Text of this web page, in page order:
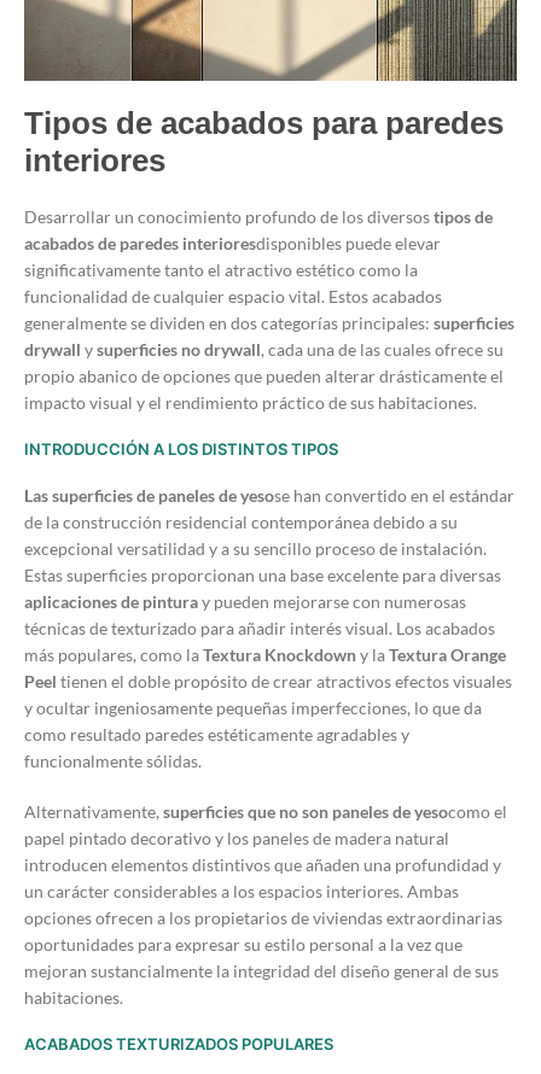
Tipos de acabados para paredes
interiores
Desarrollar un conocimiento profundo de los diversostipos de
acabados de paredes interioresdisponibles puede elevar
significativamente tanto el atractivo estético como la
funcionalidad de cualquier espacio vital. Estos acabados
generalmente se dividen en dos categorías principales: superficies
drywall ysuperficies no drywall, cada una de las cuales ofrece su
propio abanico de opciones que pueden alterar drásticamente el
impacto visual y el rendimiento práctico de sus habitaciones.
INTRODUCCIÓN A LOS DISTINTOS TIPOS
Las superficies de paneles de yesose han convertido en el estándar
de la construcción residencial contemporánea debido a su
excepcional versatilidad y a su sencillo proceso de instalación.
Estas superficies proporcionan una base excelente para diversas
aplicaciones de pinturay pueden mejorarse con numerosas
técnicas de texturizado para añadir interés visual. Los acabados
más populares, como laTextura Knockdowny laTextura Orange
Peel tienen el doble propósito de crear atractivos efectos visuales
y ocultar ingeniosamente pequeñas imperfecciones, lo que da
como resultado paredes estéticamente agradables y
funcionalmente sólidas.
Alternativamente, superficies que no son paneles de yesocomo el
papel pintado decorativo y los paneles de madera natural
introducen elementos distintivos que añaden una profundidad y
un carácter considerables a los espacios interiores. Ambas
opciones ofrecen a los propietarios de viviendas extraordinarias
oportunidades para expresar su estilo personal a la vez que
mejoran sustancialmente la integridad del diseño general de sus
habitaciones.
ACABADOS TEXTURIZADOS POPULARES